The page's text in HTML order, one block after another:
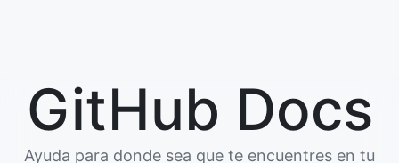
GitHub Docs
Ayuda para donde sea que te encuentres en tu